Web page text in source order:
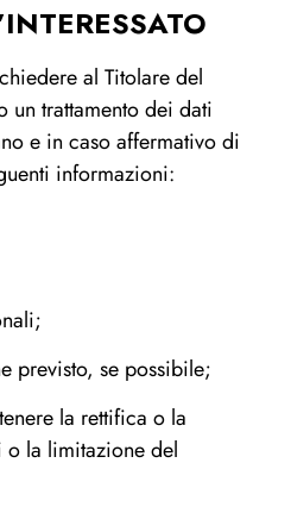
al Titolare del
un trattamento dei dati
e in caso affermativo di
informazioni:
previsto, se possibile;
la rettifica o la
o la limitazione del